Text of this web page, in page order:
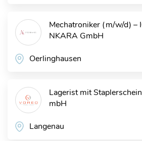
Mechatroniker (m/w/d) –
NKARA GmbH
Oerlinghausen
Lagerist mit
mbH
Langenau